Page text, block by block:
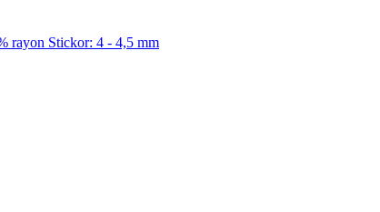
rayon Stickor: 4 - 4,5 mm